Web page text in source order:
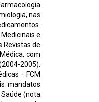
nas
e
Revistas de
com
2005).
– FCM
mandatos
(nota